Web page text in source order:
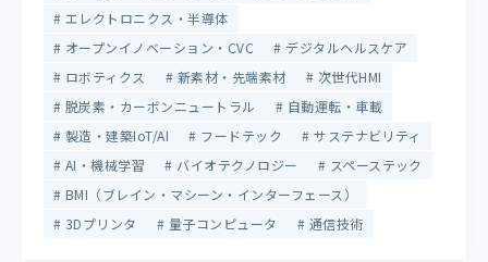
エレクトロニクス・半導体
オープンイノベーション・CVC
デジタルヘルスケア
ロボティクス
新素材・先端素材
次世代HMI
脱炭素・カーボンニュートラル
自動運転・車載
製造・建築IoT/AI
フードテック
サステナビリティ
AI・機械学習
バイオテクノロジー
スペーステック
BMI（ブレイン・マシーン・インターフェース）
3Dプリンタ
量子コンピュータ 通信技術